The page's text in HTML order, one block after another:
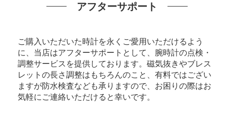
アフターサポート
ご購入いただいた時計を永くご愛用いただけるよう
に、当店はアフターサポートとして、腕時計の点検・
調整サービスを提供しております。磁気抜きやブレス
レットの長さ調整はもちろんのこと、有料ではござい
ますが防水検査なども承りますので、お困りの際はお
気軽にご連絡いただけると幸いです。